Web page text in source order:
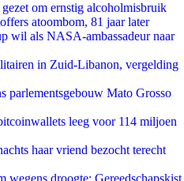
om ernstig alcoholmisbruik
atoombom, 81 jaar later
wil als NASA-ambassadeur naar
in Zuid-Libanon, vergelding
parlementsgebouw Mato Grosso
leeg voor 114 miljoen
haar vriend bezocht terecht
wegens droogte: Gereedschapskist